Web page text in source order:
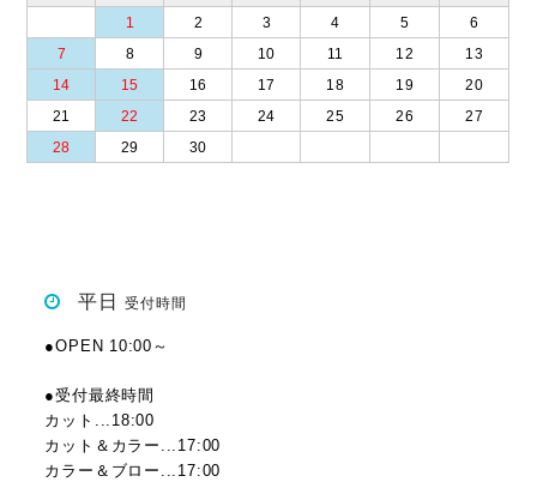
1
2 3 4 5
6
7
8 9 10 11 12
13
14
15 16 17 18 19
20
21
22 23 24 25 26
27
28
29 30
平日受付時間
●OPEN 10:00～
●受付最終時間
カット...18:00
カット＆カラー...17:00
カラー＆ブロー...17:00